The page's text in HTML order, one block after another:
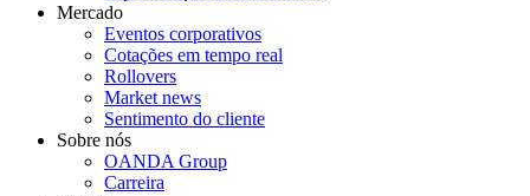
Mercado
Eventos corporativos
Cotações em tempo real
Rollovers
Market news
Sentimento do cliente
Sobre nós
OANDA Group
Carreira